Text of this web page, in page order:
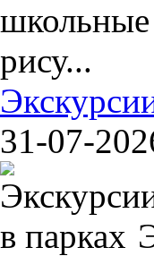
школьные
рису...
31-07-